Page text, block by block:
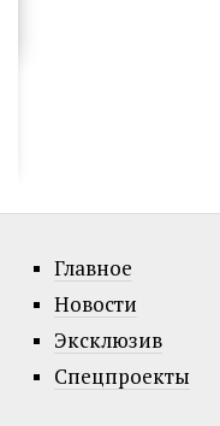
Главное
Новости
Эксклюзив
Спецпроекты